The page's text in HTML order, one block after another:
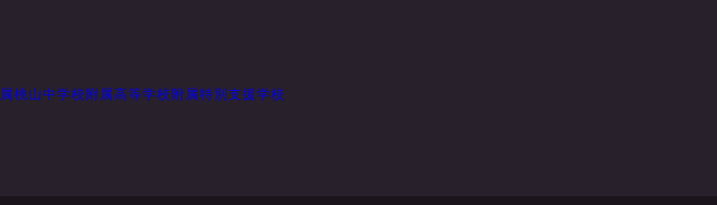
桃山中学校附属高等学校附属特別支援学校